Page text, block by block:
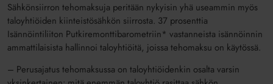
Sähkönsiirron tehomaksuja peritään nykyisin yhä useammin myös
taloyhtiöiden kiinteistösähkön siirrosta. 37 prosenttia
Isännöintiliiton Putkiremonttibarometriin* vastanneista isännöinnin
ammattilaisista hallinnoi taloyhtiöitä, joissa tehomaksu on käytössä.
– Perusajatus tehomaksussa on taloyhtiöidenkin osalta varsin